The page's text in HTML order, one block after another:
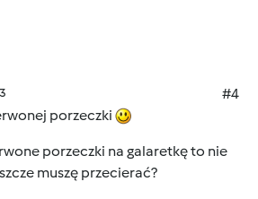
#4
porzeczki
porzeczki na galaretkę to nie
muszę przecierać?